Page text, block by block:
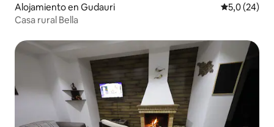
Alojamiento en Gudauri Calificación
5,0 (24)
Casa rural Bella